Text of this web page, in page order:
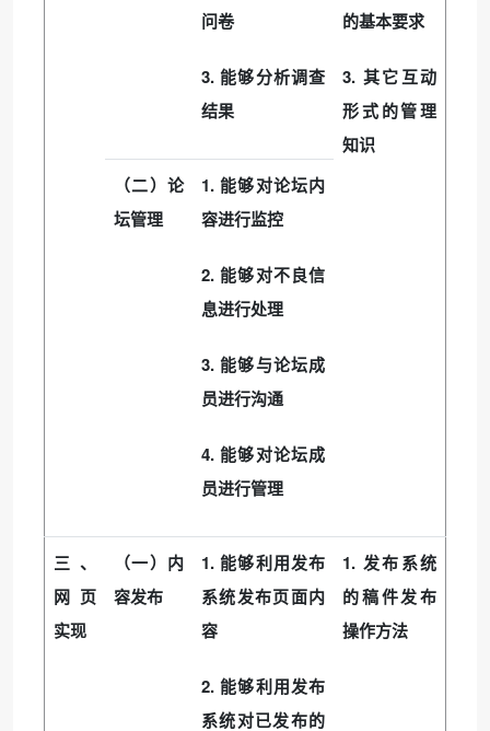
问卷
3.能够分析调查
结果
的基本要求
3. 其它互动
形式的管理
知识
（二）论
坛管理
1.能够对论坛内
容进行监控
2.能够对不良信
息进行处理
3.能够与论坛成
员进行沟通
4.能够对论坛成
员进行管理
三、
网页
实现
（一）内
容发布
1.能够利用发布
系统发布页面内
容
2.能够利用发布
系统对已发布的
1. 发布系统
的稿件发布
操作方法